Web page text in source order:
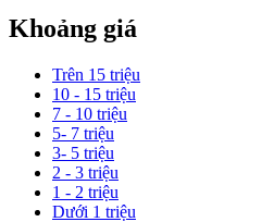
Khoảng giá
Trên 15 triệu
10 - 15 triệu
7 - 10 triệu
5- 7 triệu
3- 5 triệu
2 - 3 triệu
1 - 2 triệu
Dưới 1 triệu